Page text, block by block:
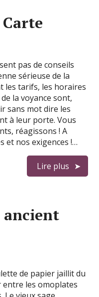
pas de conseils
sérieuse de la
les tarifs, les horaires
la voyance sont,
sans mot dire les
à leur porte. Vous
réagissons ! A
et nos exigences !…
Lire plus
ancient
de papier jaillit du
entre les omoplates